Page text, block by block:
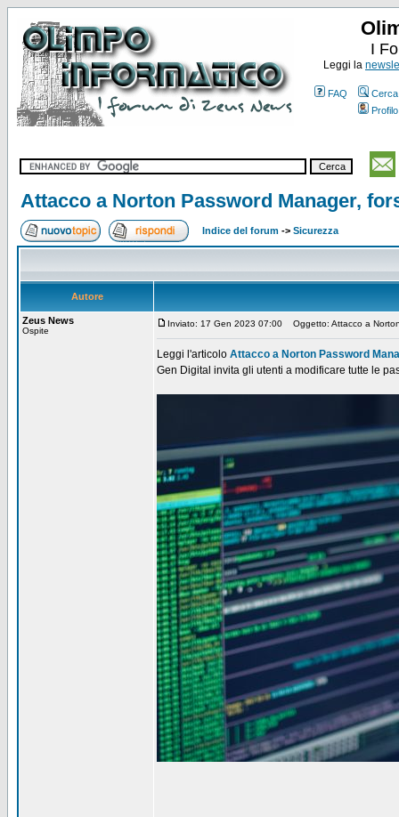
I
Leggi la
FAQ
Cerca
Profilo
Attacco a Norton Password Manager,
Indice del forum -> Sicurezza
Autore
Zeus News
Ospite
Inviato: 17 Gen 2023 07:00 Oggetto: Attacco a
Leggi l'articolo Attacco a Norton Password
Gen Digital invita gli utenti a modificare tutte le